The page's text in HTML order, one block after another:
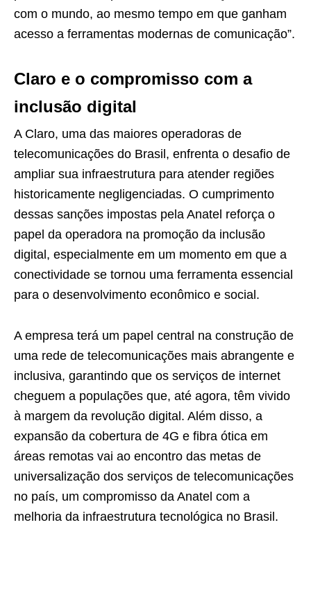
com o mundo, ao mesmo tempo em que ganham
acesso a ferramentas modernas de comunicação”.
Claro e o compromisso com a
inclusão digital
A Claro, uma das maiores operadoras de
telecomunicações do Brasil, enfrenta o desafio de
ampliar sua infraestrutura para atender regiões
historicamente negligenciadas. O cumprimento
dessas sanções impostas pela Anatel reforça o
papel da operadora na promoção da inclusão
digital, especialmente em um momento em que a
conectividade se tornou uma ferramenta essencial
para o desenvolvimento econômico e social.
A empresa terá um papel central na construção de
uma rede de telecomunicações mais abrangente e
inclusiva, garantindo que os serviços de internet
cheguem a populações que, até agora, têm vivido
à margem da revolução digital. Além disso, a
expansão da cobertura de 4G e fibra ótica em
áreas remotas vai ao encontro das metas de
universalização dos serviços de telecomunicações
no país, um compromisso da Anatel com a
melhoria da infraestrutura tecnológica no Brasil.